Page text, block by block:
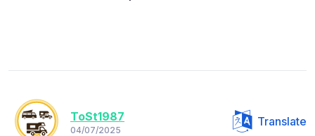
ToSt1987
04/07/2025
Translate